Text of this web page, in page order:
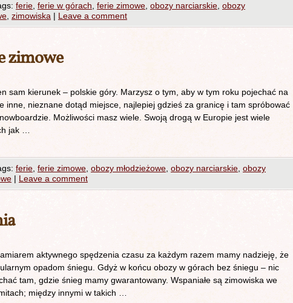
ferie ferie w górach ferie zimowe obozy narciarskie obozy
zimowiska | Leave a comment
zimowe
sam kierunek – polskie góry. Marzysz o tym, aby w tym roku pojechać na
inne, nieznane dotąd miejsce, najlepiej gdzieś za granicę i tam spróbować
Możliwości masz wiele. Swoją drogą w Europie jest wiele
jak …
ferie ferie zimowe obozy młodzieżowe obozy narciarskie obozy
| Leave a comment
aktywnego spędzenia czasu za każdym razem mamy nadzieję, że
opadom śniegu. Gdyż w końcu obozy w górach bez śniegu – nic
tam, gdzie śnieg mamy gwarantowany. Wspaniałe są zimowiska we
między innymi w takich …